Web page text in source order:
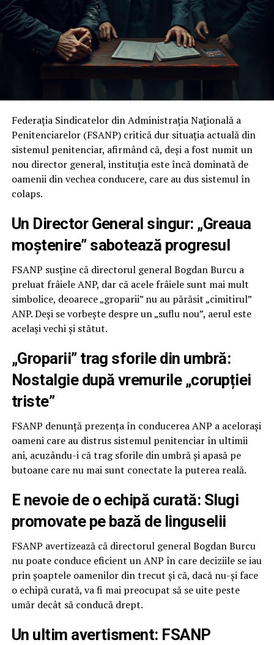
Federația Sindicatelor din Administrația Națională a
Penitenciarelor (FSANP) critică dur situația actuală din
sistemul penitenciar, afirmând că, deși a fost numit un
nou director general, instituția este încă dominată de
oamenii din vechea conducere, care au dus sistemul în
colaps.
Un Director General singur: „Greaua
moștenire” sabotează progresul
FSANP susține că directorul general Bogdan Burcu a
preluat frâiele ANP, dar că acele frâiele sunt mai mult
simbolice, deoarece „groparii” nu au părăsit „cimitirul”
ANP. Deși se vorbește despre un „suflu nou”, aerul este
același vechi și stătut.
„Groparii” trag sforile din umbră:
Nostalgie după vremurile „corupției
triste”
FSANP denunță prezența în conducerea ANP a acelorași
oameni care au distrus sistemul penitenciar în ultimii
ani, acuzându-i că trag sforile din umbră și apasă pe
butoane care nu mai sunt conectate la puterea reală.
E nevoie de o echipă curată: Slugi
promovate pe bază de linguselii
FSANP avertizează că directorul general Bogdan Burcu
nu poate conduce eficient un ANP în care deciziile se iau
prin șoaptele oamenilor din trecut și că, dacă nu-și face
o echipă curată, va fi mai preocupat să se uite peste
umăr decât să conducă drept.
Un ultim avertisment: FSANP